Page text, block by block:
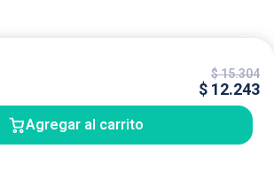
$15.304
$ 12.243
Agregar al carrito